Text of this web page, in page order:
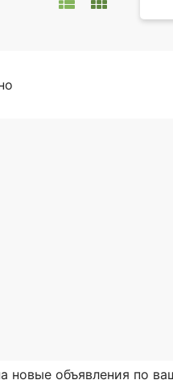
новые объявления по